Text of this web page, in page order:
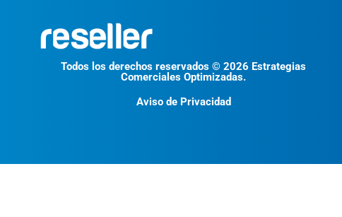
Todos los derechos reservados © 2026 Estrategias
Comerciales Optimizadas.
Aviso de Privacidad